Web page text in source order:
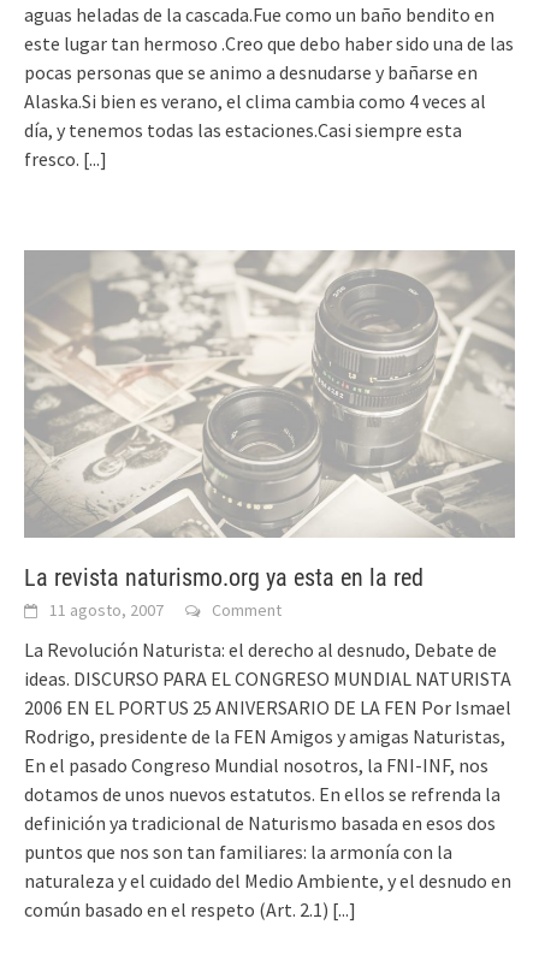
aguas heladas de la cascada.Fue como un baño bendito en
este lugar tan hermoso .Creo que debo haber sido una de las
pocas personas que se animo a desnudarse y bañarse en
Alaska.Si bien es verano, el clima cambia como 4 veces al
día, y tenemos todas las estaciones.Casi siempre esta
fresco. [...]
La revista naturismo.org ya esta en la red
11 agosto, 2007 Comment
La Revolución Naturista: el derecho al desnudo, Debate de
ideas. DISCURSO PARA EL CONGRESO MUNDIAL NATURISTA
2006 EN EL PORTUS 25 ANIVERSARIO DE LA FEN Por Ismael
Rodrigo, presidente de la FEN Amigos y amigas Naturistas,
En el pasado Congreso Mundial nosotros, la FNI-INF, nos
dotamos de unos nuevos estatutos. En ellos se refrenda la
definición ya tradicional de Naturismo basada en esos dos
puntos que nos son tan familiares: la armonía con la
naturaleza y el cuidado del Medio Ambiente, y el desnudo en
común basado en el respeto (Art. 2.1) [...]